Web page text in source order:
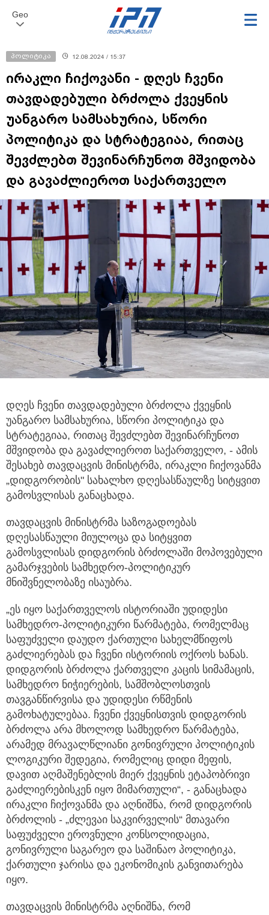
Geo
პოლიტიკა 12.08.2024 / 15:37
ირაკლი ჩიქოვანი - დღეს ჩვენი
თავდადებული ბრძოლა ქვეყნის
უანგარო სამსახურია, სწორი
პოლიტიკა და სტრატეგიაა, რითაც
შევძლებთ შევინარჩუნოთ მშვიდობა
და გავაძლიეროთ საქართველო
დღეს ჩვენი თავდადებული ბრძოლა ქვეყნის
უანგარო სამსახურია, სწორი პოლიტიკა და
სტრატეგიაა, რითაც შევძლებთ შევინარჩუნოთ
მშვიდობა და გავაძლიეროთ საქართველო, - ამის
შესახებ თავდაცვის მინისტრმა, ირაკლი ჩიქოვანმა
„დიდგორობის" სახალხო დღესასწაულზე სიტყვით
გამოსვლისას განაცხადა.
თავდაცვის მინისტრმა საზოგადოებას
დღესასწაული მიულოცა და სიტყვით
გამოსვლისას დიდგორის ბრძოლაში მოპოვებული
გამარჯვების სამხედრო-პოლიტიკურ
მნიშვნელობაზე ისაუბრა.
„ეს იყო საქართველოს ისტორიაში უდიდესი
სამხედრო-პოლიტიკური წარმატება, რომელმაც
საფუძველი დაუდო ქართული სახელმწიფოს
გაძლიერებას და ჩვენი ისტორიის ოქროს ხანას.
დიდგორის ბრძოლა ქართველი კაცის სიმამაცის,
სამხედრო ნიჭიერების, სამშობლოსთვის
თავგანწირვისა და უდიდესი რწმენის
გამოხატულებაა. ჩვენი ქვეყნისთვის დიდგორის
ბრძოლა არა მხოლოდ სამხედრო წარმატება,
არამედ მრავალწლიანი გონივრული პოლიტიკის
ლოგიკური შედეგია, რომელიც დიდი მეფის,
დავით აღმაშენებლის მიერ ქვეყნის ეტაპობრივი
გაძლიერებისკენ იყო მიმართული“, - განაცხადა
ირაკლი ჩიქოვანმა და აღნიშნა, რომ დიდგორის
ბრძოლის - „ძლევაი საკვირველის“ მთავარი
საფუძველი ეროვნული კონსოლიდაცია,
გონივრული საგარეო და საშინაო პოლიტიკა,
ქართული ჯარისა და ეკონომიკის განვითარება
იყო.
თავდაცვის მინისტრმა აღნიშნა, რომ